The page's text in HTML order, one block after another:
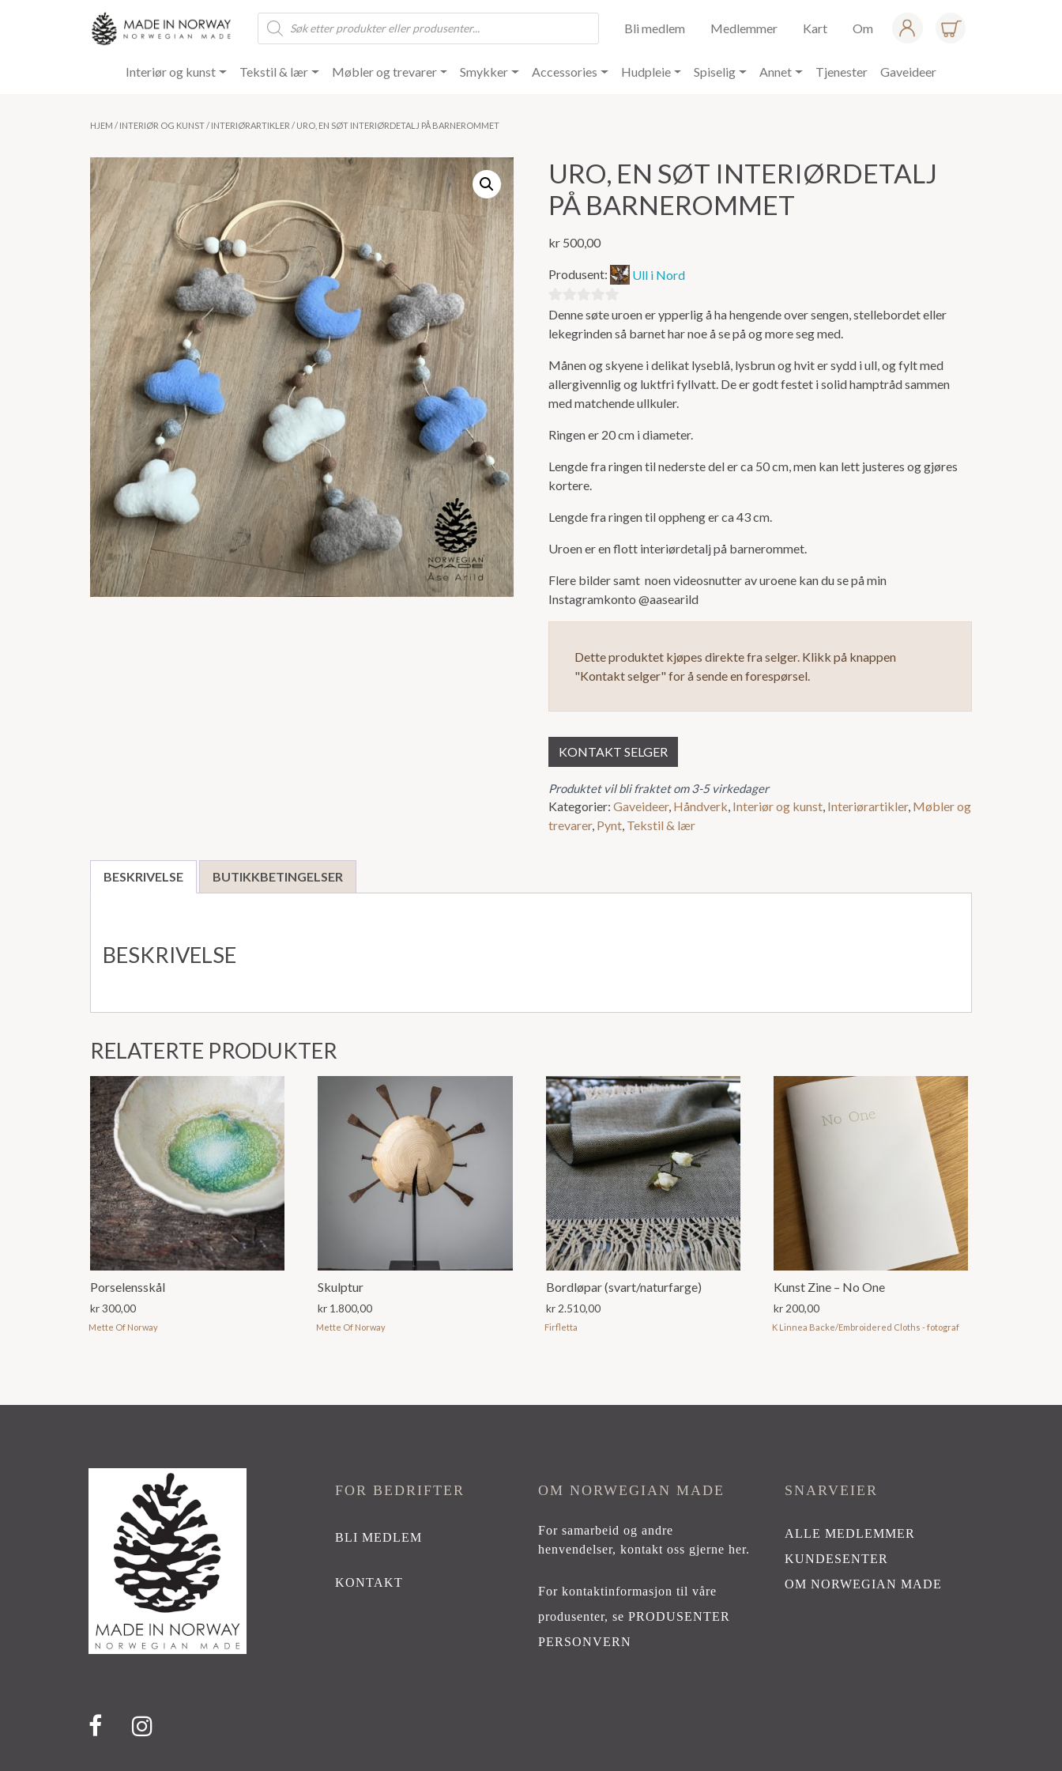
Products
search
Bli medlem Medlemmer Kart Om
Interiør og kunst Tekstil & lær Møbler og trevarer Smykker Accessories Hudpleie Spiselig Annet Tjenester Gaveideer
HJEM / INTERIØR OG KUNST/ INTERIØRARTIKLER / URO, EN SØT INTERIØRDETALJ PÅ BARNEROMMET
URO, EN SØT INTERIØRDETALJ
PÅ BARNEROMMET
kr 500,00
Produsent: Ull i Nord
0
ut
5
Denne søte uroen er ypperlig å ha hengende over sengen, stellebordet eller
lekegrinden så barnet har noe å se på og more seg med.
Månen og skyene i delikat lyseblå, lysbrun og hvit er sydd i ull, og fylt med
allergivennlig og luktfri fyllvatt. De er godt festet i solid hamptråd sammen
med matchende ullkuler.
Ringen er 20 cm i diameter.
Lengde fra ringen til nederste del er ca 50 cm, men kan lett justeres og gjøres
kortere.
Lengde fra ringen til oppheng er ca 43 cm.
Uroen er en flott interiørdetalj på barnerommet.
Flere bilder samt noen videosnutter av uroene kan du se på min
Instagramkonto @aasearild
Dette produktet kjøpes direkte fra selger. Klikk på knappen
"Kontakt selger" for å sende en forespørsel.
KONTAKT SELGER
Produktet vil bli fraktet om 3-5 virkedager
Kategorier:Gaveideer, Håndverk Interiør og kunst Interiørartikler, Møbler og
trevarer, Pynt Tekstil & lær
BESKRIVELSE BUTIKKBETINGELSER
BESKRIVELSE
RELATERTE PRODUKTER
Porselensskål
kr300,00
Mette Of Norway
Skulptur
kr 1.800,00
Mette Of Norway
Bordløpar (svart/naturfarge)
kr2.510,00
Firfletta
Kunst Zine – No One
kr 200,00
K Linnea Backe/Embroidered Cloths - fotograf
FOR BEDRIFTER
BLI MEDLEM
KONTAKT
OM NORWEGIAN MADE
For samarbeid og andre
henvendelser,kontakt oss gjerne her.
For kontaktinformasjon til våre
produsenter, sePRODUSENTER
PERSONVERN
SNARVEIER
ALLE MEDLEMMER
KUNDESENTER
OM NORWEGIAN MADE